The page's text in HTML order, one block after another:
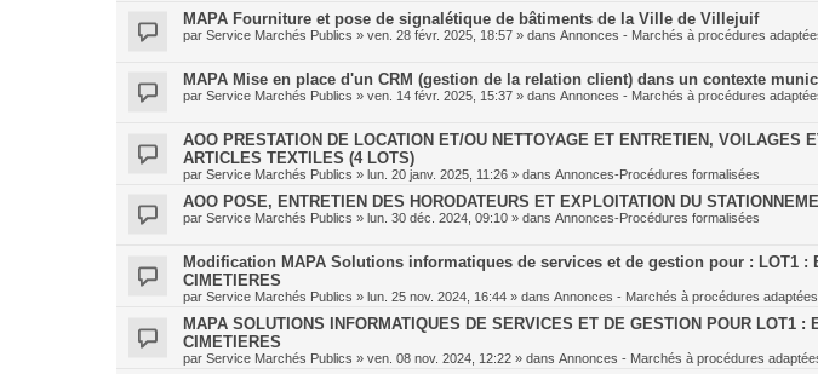
MAPA Fourniture et pose de signalétique de bâtiments de la Ville de Villejuif
par Service Marchés Publics » ven. 28 févr. 2025, 18:57 » dans Annonces - Marchés à procédures
MAPA Mise en place d'un CRM (gestion de la relation client) dans un contexte
par Service Marchés Publics » ven. 14 févr. 2025, 15:37 » dans Annonces - Marchés à procédures
AOO PRESTATION DE LOCATION ET/OU NETTOYAGE ET ENTRETIEN, VOILAGES
ARTICLES TEXTILES (4 LOTS)
par Service Marchés Publics » lun. 20 janv. 2025, 11:26 » dans Annonces-Procédures formalisées
AOO POSE, ENTRETIEN DES HORODATEURS ET EXPLOITATION DU
par Service Marchés Publics » lun. 30 déc. 2024, 09:10 » dans Annonces-Procédures formalisées
Modification MAPA Solutions informatiques de services et de gestion pour : LOT1 :
CIMETIERES
par Service Marchés Publics » lun. 25 nov. 2024, 16:44 » dans Annonces - Marchés à procédures
MAPA SOLUTIONS INFORMATIQUES DE SERVICES ET DE GESTION POUR LOT1 :
CIMETIERES
par Service Marchés Publics » ven. 08 nov. 2024, 12:22 » dans Annonces - Marchés à procédures